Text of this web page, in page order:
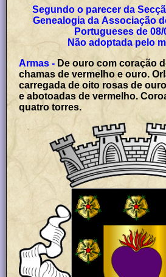
Segundo o parecer da
Genealogia da Associação
Portugueses de 08/
Não adoptada pelo
Armas - De ouro com coração
chamas de vermelho e ouro.
carregada de oito rosas de
e abotoadas de vermelho.
quatro torres.